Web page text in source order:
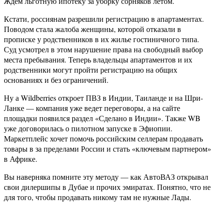
Кстати, россиянам разрешили регистрацию в апартаментах.
Поводом стала жалоба женщины, которой отказали в
прописке у родственников в их жилье гостиничного типа.
Суд усмотрел в этом нарушение права на свободный выбор
места пребывания. Теперь владельцы апартаментов и их
родственники могут пройти регистрацию на общих
основаниях и без ограничений.
Ну а Wildberries откроет ПВЗ в Индии, Таиланде и на Шри-
Ланке — компания уже ведет переговоры, а на сайте
площадки появился раздел «Сделано в Индии». Также WB
уже договорилась о пилотном запуске в Эфиопии.
Маркетплейс хочет помочь российским селлерам продавать
товары в за пределами России и стать «ключевым партнером»
в Африке.
Вы наверняка помните эту методу — как АвтоВАЗ открывал
свои дилершипы в Дубае и прочих эмиратах. Понятно, что не
для того, чтобы продавать никому там не нужные Лады.